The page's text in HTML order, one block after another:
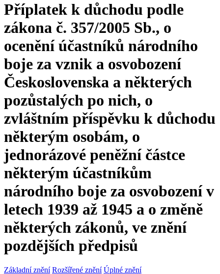
Příplatek k důchodu podle
zákona č. 357/2005 Sb., o
ocenění účastníků národního
boje za vznik a osvobození
Československa a některých
pozůstalých po nich, o
zvláštním příspěvku k důchodu
některým osobám, o
jednorázové peněžní částce
některým účastníkům
národního boje za osvobození v
letech 1939 až 1945 a o změně
některých zákonů, ve znění
pozdějších předpisů
Základní znění Rozšířené znění Úplné znění